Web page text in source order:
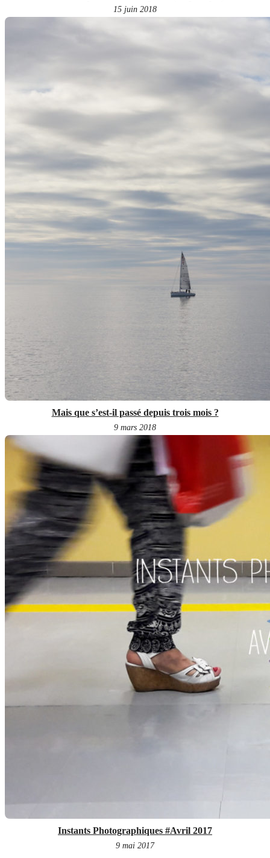
15 juin 2018
Mais que s’est-il passé depuis trois mois ?
9 mars 2018
Instants Photographiques #Avril 2017
9 mai 2017